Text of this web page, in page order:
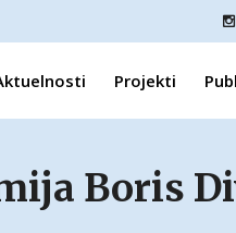
Projekti
Boris